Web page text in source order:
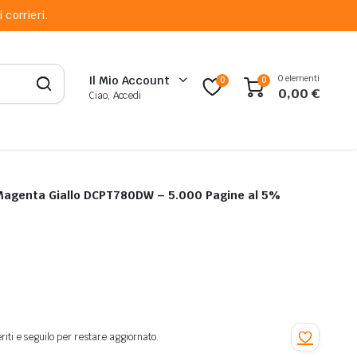
corrieri.
Il Mio Account
Ciao, Accedi
0 0 0 elementi
0,00€
Giallo DCPT780DW – 5.000 Pagine al 5%